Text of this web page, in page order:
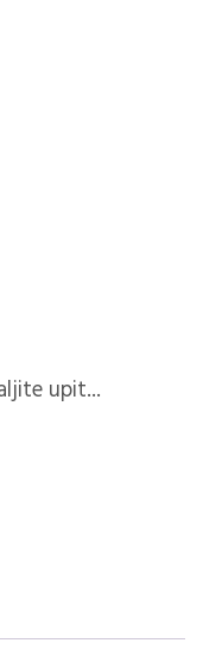
upit...